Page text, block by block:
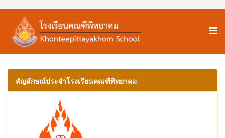
สัญลักษณ์ประจำโรงเรียนคณฑีพิทยาคม